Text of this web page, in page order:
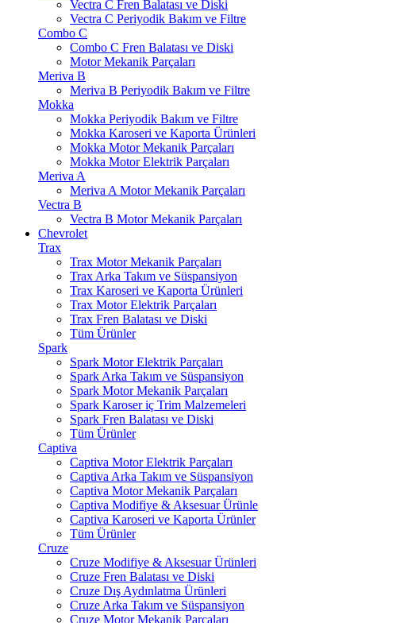
Vectra C Fren Balatası ve Diski
Vectra C Periyodik Bakım ve Filtre
Combo C
Combo C Fren Balatası ve Diski
Motor Mekanik Parçaları
Meriva B
Meriva B Periyodik Bakım ve Filtre
Mokka
Mokka Periyodik Bakım ve Filtre
Mokka Karoseri ve Kaporta Ürünleri
Mokka Motor Mekanik Parçaları
Mokka Motor Elektrik Parçaları
Meriva A
Meriva A Motor Mekanik Parçaları
Vectra B
Vectra B Motor Mekanik Parçaları
Chevrolet
Trax
Trax Motor Mekanik Parçaları
Trax Arka Takım ve Süspansiyon
Trax Karoseri ve Kaporta Ürünleri
Trax Motor Elektrik Parçaları
Trax Fren Balatası ve Diski
Tüm Ürünler
Spark
Spark Motor Elektrik Parçaları
Spark Arka Takım ve Süspansiyon
Spark Motor Mekanik Parçaları
Spark Karoser iç Trim Malzemeleri
Spark Fren Balatası ve Diski
Tüm Ürünler
Captiva
Captiva Motor Elektrik Parçaları
Captiva Arka Takım ve Süspansiyon
Captiva Motor Mekanik Parçaları
Captiva Modifiye & Aksesuar Ürünle
Captiva Karoseri ve Kaporta Ürünler
Tüm Ürünler
Cruze
Cruze Modifiye & Aksesuar Ürünleri
Cruze Fren Balatası ve Diski
Cruze Dış Aydınlatma Ürünleri
Cruze Arka Takım ve Süspansiyon
Cruze Motor Mekanik Parçaları